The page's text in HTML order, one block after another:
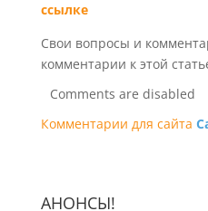
ссылке
Свои вопросы и
комментарии к этой
Comments are disabled
Комментарии для сайта
АНОНСЫ!